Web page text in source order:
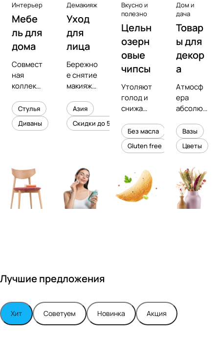
Интерьер
Мебе
ль для
дома
Совмест
ная
коллекц
предмет
ным
дизайне
Турским
Стулья
Диваны
Демакияж
Уход
для
лица
Бережно
е снятие
макияжа
увлажне
ние
кожи
Азия
Скидки до 50%
Вкусно и
полезно
Цельн
озерн
овые
чипсы
Утоляют
голод и
снижают
холесте
рина
Без масла
Gluten free
Дом и
дача
Товар
ы для
декор
а
Атмосф
ера
абсолют
уюта в
вашем
интерье
Вазы
Цветы
Лучшие предложения
Хит Советуем Новинка Акция